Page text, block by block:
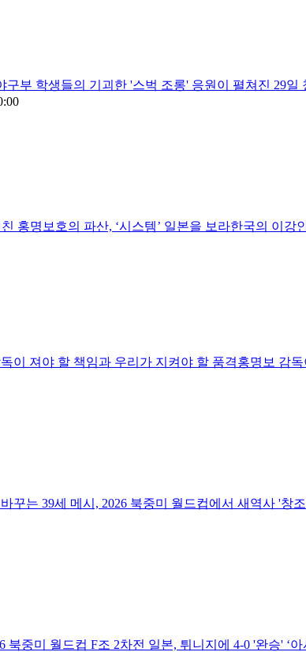
구부 학생들의 기괴한 '스벅 조롱' 응원이 펼쳐진 29
친 홍명보호의 파산, ‘시스템’ 일본을 보라한국의 이
이 져야 할 책임과 우리가 지켜야 할 품격홍명보 감
꾸는 39세 메시, 2026 북중미 월드컵에서 새역사 '창
북중미 월드컵 F조 2차전 일본, 튀니지에 4-0 '완승' ‘